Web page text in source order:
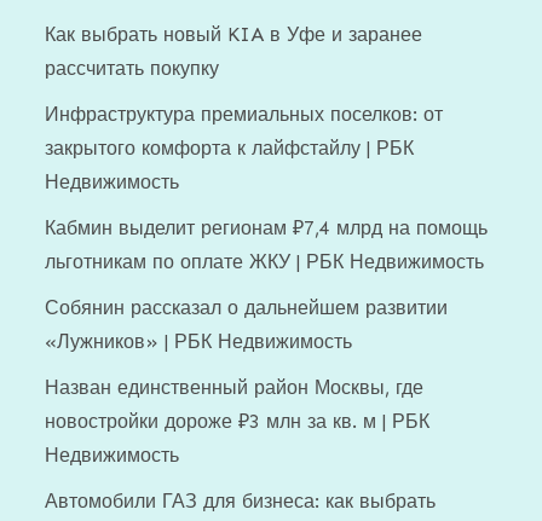
Как выбрать новый KIA в Уфе и заранее
рассчитать покупку
Инфраструктура премиальных поселков: от
закрытого комфорта к лайфстайлу | РБК
Недвижимость
Кабмин выделит регионам ₽7,4 млрд на помощь
льготникам по оплате ЖКУ | РБК Недвижимость
Собянин рассказал о дальнейшем развитии
«Лужников» | РБК Недвижимость
Назван единственный район Москвы, где
новостройки дороже ₽3 млн за кв. м | РБК
Недвижимость
Автомобили ГАЗ для бизнеса: как выбрать